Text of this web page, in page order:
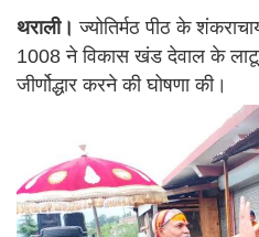
थराली। ज्योतिर्मठ पीठ के
1008 ने विकास खंड देवाल के लाटू
जीर्णोद्धार करने की घोषणा की।